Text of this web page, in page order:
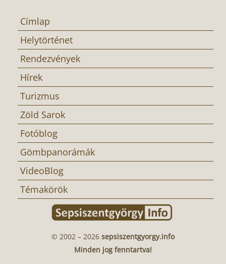
Címlap
Helytörténet
Rendezvények
Hírek
Turizmus
Zöld Sarok
Fotóblog
Gömbpanorámák
VideoBlog
Témakörök
© 2002 – 2026 sepsiszentgyorgy.info
Minden jog fenntartva!